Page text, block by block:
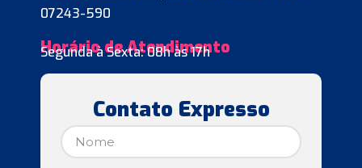
07243-590
Horário de Atendimento
Segunda à Sexta: 08h às 17h
Contato Expresso